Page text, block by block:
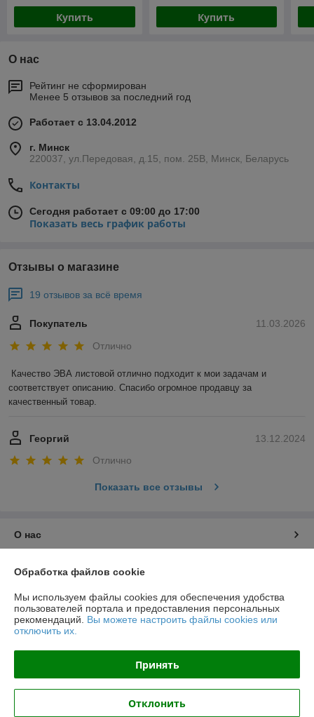
Купить Купить
О нас
Рейтинг не сформирован
Менее 5 отзывов за последний год
Работает с 13.04.2012
г. Минск
220037, ул.Передовая, д.15, пом. 25В, Минск, Беларусь
Контакты
Сегодня работает с 09:00 до 17:00
Показать весь график работы
Отзывы о магазине
19 отзывов за всё время
11.03.2026
Покупатель
Отлично
Качество ЭВА листовой отлично подходит к мои задачам и
соответствует описанию. Спасибо огромное продавцу за
качественный товар.
13.12.2024
Георгий
Отлично
Показать все отзывы
О нас
Контакты
Доставка и оплата
График работы
Политика обработки cookies
Обработка файлов cookie
Мы используем файлы cookies для обеспечения удобства
пользователей портала и предоставления персональных
рекомендаций. Вы можете настроить файлы cookies или
отключить их.
Принять
Отклонить